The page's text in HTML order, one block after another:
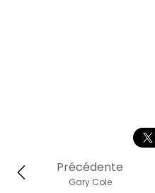
Précédente
Gary Cole